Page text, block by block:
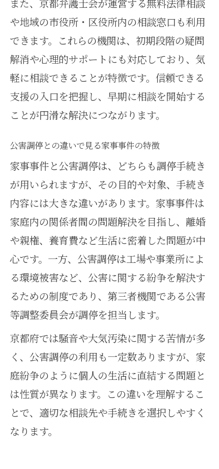
また、京都弁護士会が運営する無料法律相談
や地域の市役所・区役所内の相談窓口も利用
できます。これらの機関は、初期段階の疑問
解消や心理的サポートにも対応しており、気
軽に相談できることが特徴です。信頼できる
支援の入口を把握し、早期に相談を開始する
ことが円滑な解決につながります。
公害調停との違いで見る家事事件の特徴
家事事件と公害調停は、どちらも調停手続き
が用いられますが、その目的や対象、手続き
内容には大きな違いがあります。家事事件は
家庭内の関係者間の問題解決を目指し、離婚
や親権、養育費など生活に密着した問題が中
心です。一方、公害調停は工場や事業所によ
る環境被害など、公害に関する紛争を解決す
るための制度であり、第三者機関である公害
等調整委員会が調停を担当します。
京都府では騒音や大気汚染に関する苦情が多
く、公害調停の利用も一定数ありますが、家
庭紛争のように個人の生活に直結する問題と
は性質が異なります。この違いを理解するこ
とで、適切な相談先や手続きを選択しやすく
なります。